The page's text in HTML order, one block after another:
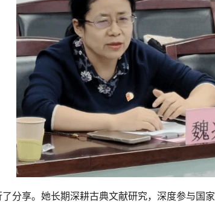
分享。她长期深耕古典文献研究，深度参与国